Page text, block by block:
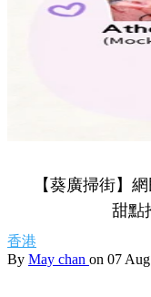
【葵廣掃街】
甜點
香港
By May chan on 07